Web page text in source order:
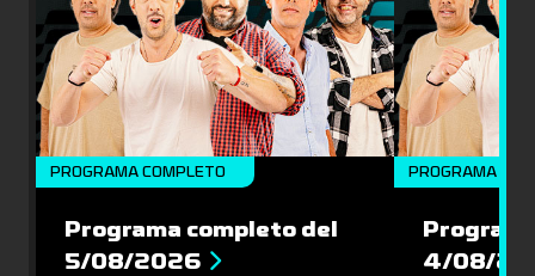
PROGRAMA COMPLETO
Programa completo del
5/08/2026
PROGRAMA
4/08/